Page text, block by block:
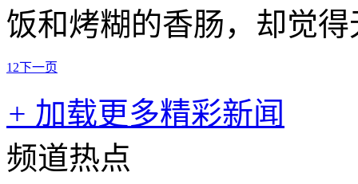
饭和烤糊的香肠，却觉
1 2下一页
+ 加载更多精彩新闻
频道热点